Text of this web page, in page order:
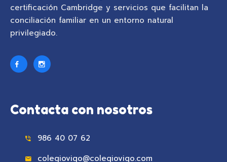
certificación Cambridge y servicios que facilitan la
conciliación familiar en un entorno natural
privilegiado.
Contacta con nosotros
986 40 07 62
colegiovigo@colegiovigo.com